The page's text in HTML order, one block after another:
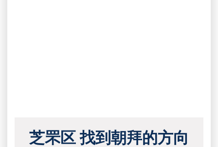
芝罘区 找到朝拜的方向